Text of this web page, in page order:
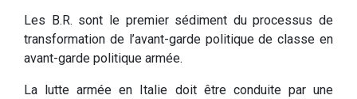
Les B.R. sont le premier sédiment du processus de
transformation de l’avant-garde politique de classe en
avant-garde politique armée.
La lutte armée en Italie doit être conduite par une